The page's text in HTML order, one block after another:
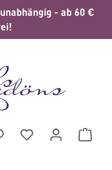
- ab 60 €